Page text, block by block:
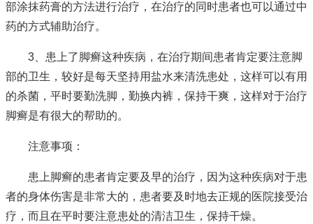
部涂抹药膏的方法进行治疗，在治疗的同时患者也可以通过中
药的方式辅助治疗。
3、患上了脚癣这种疾病，在治疗期间患者肯定要注意脚
部的卫生，较好是每天坚持用盐水来清洗患处，这样可以有用
的杀菌，平时要勤洗脚，勤换内裤，保持干爽，这样对于治疗
脚癣是有很大的帮助的。
注意事项：
患上脚癣的患者肯定要及早的治疗，因为这种疾病对于患
者的身体伤害是非常大的，患者要及时地去正规的医院接受治
疗，而且在平时要注意患处的清洁卫生，保持干燥。